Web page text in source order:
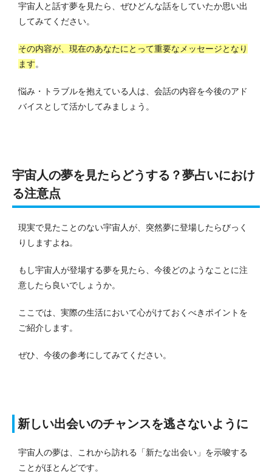
宇宙人と話す夢を見たら、ぜひどんな話をしていたか思い出
してみてください。
その内容が、現在のあなたにとって重要なメッセージとなり
ます。
悩み・トラブルを抱えている人は、会話の内容を今後のアド
バイスとして活かしてみましょう。
宇宙人の夢を見たらどうする？夢占いにおけ
る注意点
現実で見たことのない宇宙人が、突然夢に登場したらびっく
りしますよね。
もし宇宙人が登場する夢を見たら、今後どのようなことに注
意したら良いでしょうか。
ここでは、実際の生活において心がけておくべきポイントを
ご紹介します。
ぜひ、今後の参考にしてみてください。
新しい出会いのチャンスを逃さないように
宇宙人の夢は、これから訪れる「新たな出会い」を示唆する
ことがほとんどです。